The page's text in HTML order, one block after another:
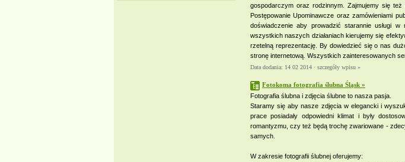
gospodarczym oraz rodzinnym. Zajmujemy się
Postępowanie Upominawcze oraz zamówieniami
doświadczenie aby prowadzić starannie usługi
wszystkich naszych działaniach kierujemy się
rzetelną reprezentację. By dowiedzieć się o nas
stronę internetową. Wszystkich zainteresowanych
Data dodania: 14 02 2014 · szczegóły wpisu »
Fotokoma fotografia ślubna Śląsk »
Fotografia ślubna i zdjęcia ślubne to nasza pasja.
Staramy się aby nasze zdjęcia w elegancki i
prace posiadały odpowiedni klimat i były
romantyzmu, czy też będą trochę zwariowane -
samych.
W zakresie fotografii ślubnej oferujemy: